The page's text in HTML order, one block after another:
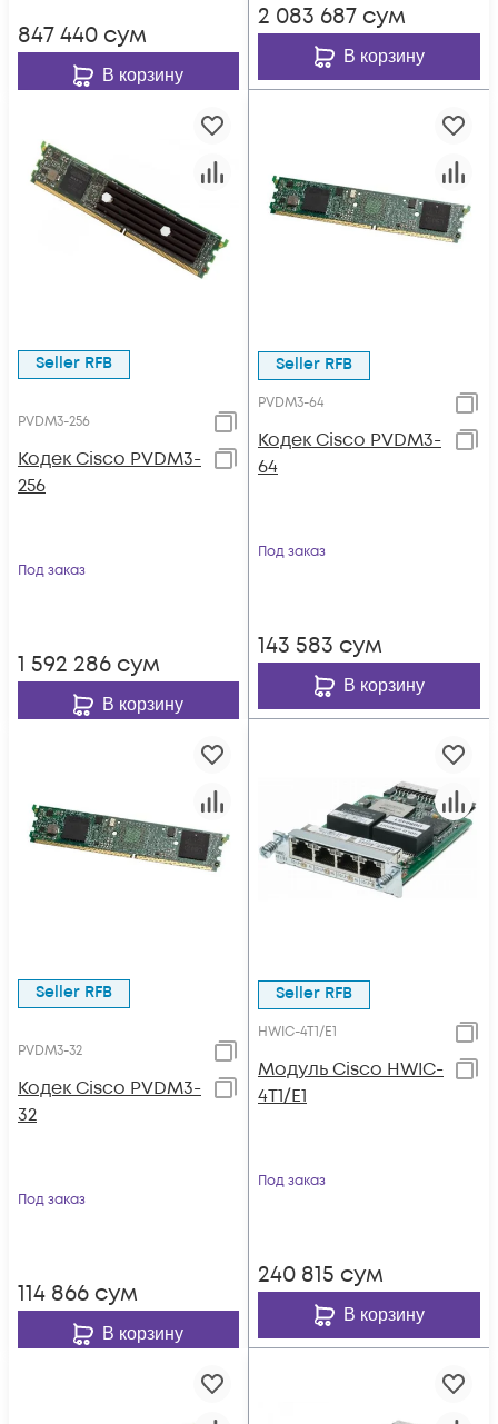
847 440 сум
В корзину
2 083 687 сум
В корзину
Seller RFB
PVDM3-256
Кодек Cisco PVDM3-
256
Под заказ
1 592 286 сум
В корзину
Seller RFB
PVDM3-64
Кодек Cisco PVDM3-
64
Под заказ
143 583 сум
В корзину
Seller RFB
PVDM3-32
Кодек Cisco PVDM3-
32
Под заказ
114 866 сум
В корзину
Seller RFB
HWIC-4T1/E1
Модуль Cisco HWIC-
4T1/E1
Под заказ
240 815 сум
В корзину